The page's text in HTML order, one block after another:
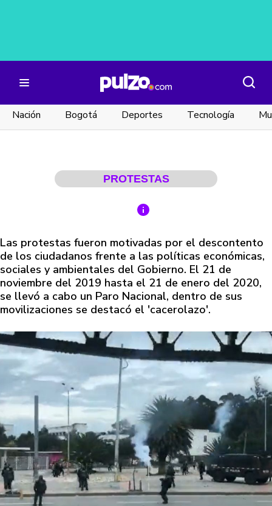
Nación Bogotá Deportes Tecnología
PROTESTAS
Las protestas fueron motivadas por el descontento
de los ciudadanos frente a las políticas económicas,
sociales y ambientales del Gobierno. El 21 de
noviembre del 2019 hasta el 21 de enero del 2020,
se llevó a cabo un Paro Nacional, dentro de sus
movilizaciones se destacó el 'cacerolazo'.